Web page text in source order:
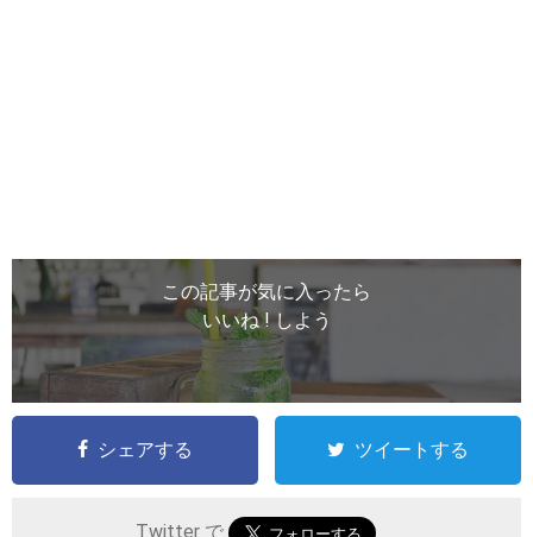
この記事が気に入ったら
いいね ! しよう
シェアする ツイートする
Twitter で